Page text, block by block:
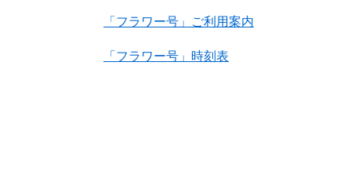
「フラワー号」ご利用案内
「フラワー号」時刻表